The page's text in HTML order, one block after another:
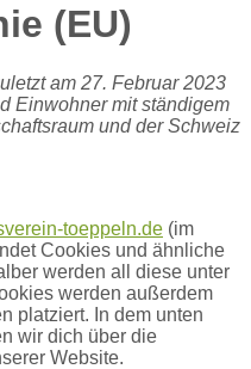
(EU)
am 27. Februar 2023
Einwohner mit ständigem
und der Schweiz
toeppeln.de (im
Cookies und ähnliche
werden all diese unter
werden außerdem
platziert. In dem unten
wir dich über die
Website.